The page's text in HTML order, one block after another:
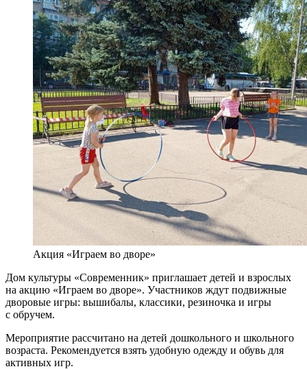
Акция «Играем во дворе»
Дом культуры «Современник» приглашает детей и взрослых
на акцию «Играем во дворе». Участников ждут подвижные
дворовые игры: вышибалы, классики, резиночка и игры
с обручем.
Мероприятие рассчитано на детей дошкольного и школьного
возраста. Рекомендуется взять удобную одежду и обувь для
активных игр.